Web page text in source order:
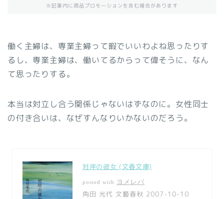
※記事内に商品プロモーションを含む場合があります
働く主婦は、専業主婦って暇でいいわよね思ったりす
るし、専業主婦は、働いてるからって偉そうに、なん
て思ったりする。
本当は対立し合う関係じゃないはずなのに。女性同士
の付き合いは、なぜすんなりいかないのだろう。
対岸の彼女 (文春文庫)
posted with ヨメレバ
角田 光代 文藝春秋 2007-10-10